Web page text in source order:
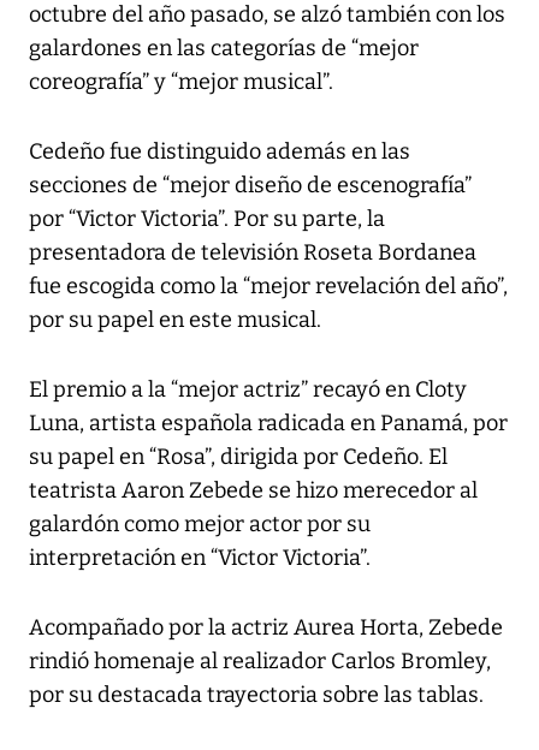
octubre del año pasado, se alzó también con los
galardones en las categorías de “mejor
coreografía” y “mejor musical”.
Cedeño fue distinguido además en las
secciones de “mejor diseño de escenografía”
por “Victor Victoria”. Por su parte, la
presentadora de televisión Roseta Bordanea
fue escogida como la “mejor revelación del año”,
por su papel en este musical.
El premio a la “mejor actriz” recayó en Cloty
Luna, artista española radicada en Panamá, por
su papel en “Rosa”, dirigida por Cedeño. El
teatrista Aaron Zebede se hizo merecedor al
galardón como mejor actor por su
interpretación en “Victor Victoria”.
Acompañado por la actriz Aurea Horta, Zebede
rindió homenaje al realizador Carlos Bromley,
por su destacada trayectoria sobre las tablas.